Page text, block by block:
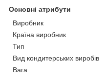
Основні атрибути
Виробник
Країна виробник
Тип
Вид кондитерських виробів
Вага